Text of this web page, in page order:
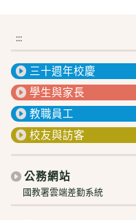
:::
三十週年校慶
學生與家長
教職員工
校友與訪客
公務網站
國教署雲端差勤系統